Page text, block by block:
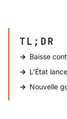
TL;DR
Baisse
L’État
Nouvelle